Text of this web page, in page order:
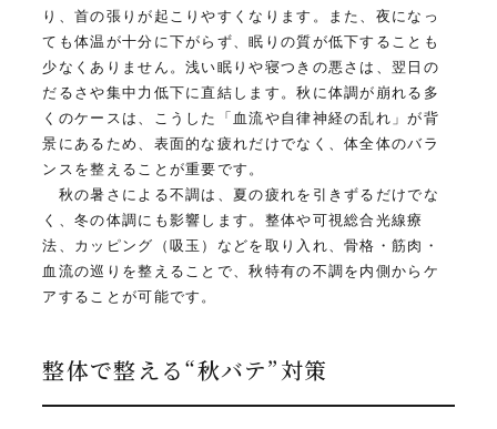
り、首の張りが起こりやすくなります。また、夜になっ
ても体温が十分に下がらず、眠りの質が低下することも
少なくありません。浅い眠りや寝つきの悪さは、翌日の
だるさや集中力低下に直結します。秋に体調が崩れる多
くのケースは、こうした「血流や自律神経の乱れ」が背
景にあるため、表面的な疲れだけでなく、体全体のバラ
ンスを整えることが重要です。
秋の暑さによる不調は、夏の疲れを引きずるだけでな
く、冬の体調にも影響します。整体や可視総合光線療
法、カッピング（吸玉）などを取り入れ、骨格・筋肉・
血流の巡りを整えることで、秋特有の不調を内側からケ
アすることが可能です。
整体で整える“秋バテ”対策